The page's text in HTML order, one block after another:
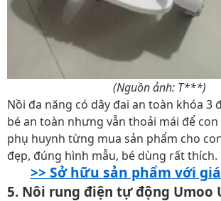
(Nguồn ảnh: T***)
Nồi đa năng có dây đai an toàn khóa 3
bé an toàn nhưng vẫn thoải mái để con
phụ huynh từng mua sản phẩm cho
đẹp, đúng hình mẫu, bé dùng rất thích.
>> Sở hữu sản phẩm với
5. Nôi rung điện tự động Umoo